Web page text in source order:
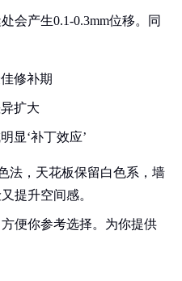
会产生0.1-0.3mm位移。同
修补期
扩大
显‘补丁效应’
法，天花板保留白色系，墙
提升空间感。
便你参考选择。为你提供